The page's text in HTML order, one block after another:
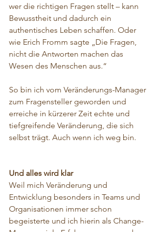
wer die richtigen Fragen stellt – kann
Bewusstheit und dadurch ein
authentisches Leben schaffen. Oder
wie Erich Fromm sagte „Die Fragen,
nicht die Antworten machen das
Wesen des Menschen aus.“
So bin ich vom Veränderungs-Manager
zum Fragensteller geworden und
erreiche in kürzerer Zeit echte und
tiefgreifende Veränderung, die sich
selbst trägt. Auch wenn ich weg bin.
Und alles wird klar
Weil mich Veränderung und
Entwicklung besonders in Teams und
Organisationen immer schon
begeisterte und ich hierin als Change-